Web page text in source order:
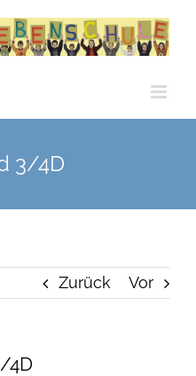
3/4D
Zurück Vor
4D